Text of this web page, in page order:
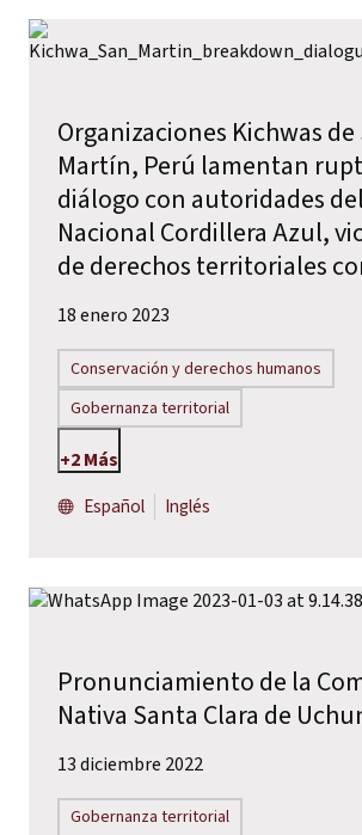
Organizaciones Kichwas de
Martín, Perú lamentan
diálogo con autoridades
Nacional Cordillera Azul,
de derechos territoriales
18 enero 2023
Conservación y derechos humanos
Gobernanza territorial
+2 Más
Español
Inglés
Pronunciamiento de la
Nativa Santa Clara de
13 diciembre 2022
Gobernanza territorial